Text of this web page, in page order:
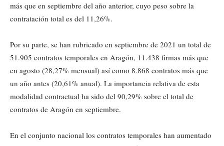
más que en septiembre del año anterior, cuyo peso sobre la
contratación total es del 11,26%.
Por su parte, se han rubricado en septiembre de 2021 un total de
51.905 contratos temporales en Aragón, 11.438 firmas más que
en agosto (28,27% mensual) así como 8.868 contratos más que
un año antes (20,61% anual). La importancia relativa de esta
modalidad contractual ha sido del 90,29% sobre el total de
contratos de Aragón en septiembre.
En el conjunto nacional los contratos temporales han aumentado